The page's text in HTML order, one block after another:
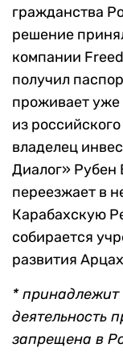
гражданства
решение
компании
получил
проживает уже
из
владелец
Диалог» Рубен
переезжает в
Карабахскую
собирается
развития
* принадлежит
деятельность
запрещена в